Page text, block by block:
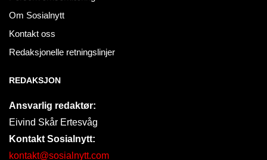
Om Sosialnytt
Kontakt oss
Redaksjonelle retningslinjer
REDAKSJON
Ansvarlig redaktør:
Eivind Skår Ertesvåg
Kontakt Sosialnytt:
kontakt@sosialnytt.com